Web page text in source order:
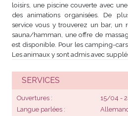
loisirs, une piscine couverte avec
des animations organisées. De
service vous y trouverez un bar, un
sauna/hamman, une offre de
est disponible. Pour les camping-
Les animaux y sont admis avec
SERVICES
Ouvertures
15/04 -
Langue parlées